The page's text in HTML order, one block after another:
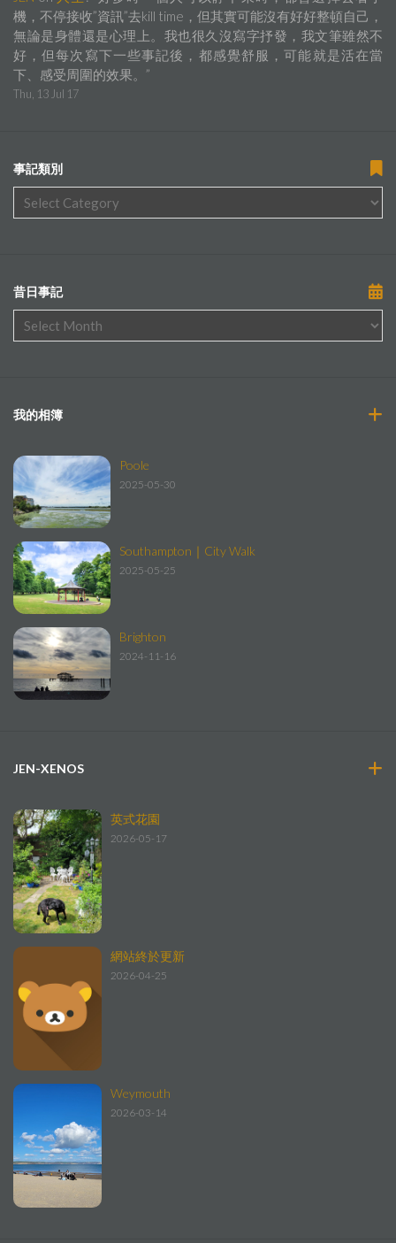
機，不停接收”資訊”去kill time，但其實可能沒有好好整頓自己，
無論是身體還是心理上。我也很久沒寫字抒發，我文筆雖然不
好，但每次寫下一些事記後，都感覺舒服，可能就是活在當
下、感受周圍的效果。 ”
Thu, 13 Jul 17
事記類別
昔日事記
我的相簿
Poole
2025-05-30
Southampton｜City Walk
2025-05-25
Brighton
2024-11-16
JEN-XENOS
英式花園
2026-05-17
網站終於更新
2026-04-25
Weymouth
2026-03-14